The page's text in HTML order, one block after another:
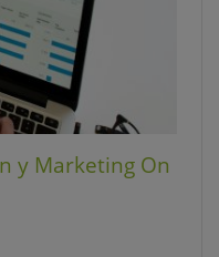
y Marketing On